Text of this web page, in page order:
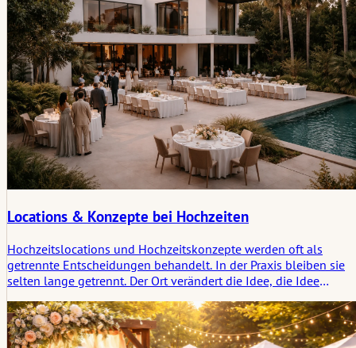
Locations & Konzepte bei Hochzeiten
Hochzeitslocations und Hochzeitskonzepte werden oft als
getrennte Entscheidungen behandelt. In der Praxis bleiben sie
selten lange getrennt. Der Ort verändert die Idee, die Idee
sich eine Atmosphäre zu bilden, die Gäste später klarer in
Erinnerung behalten als den Plan selbst.